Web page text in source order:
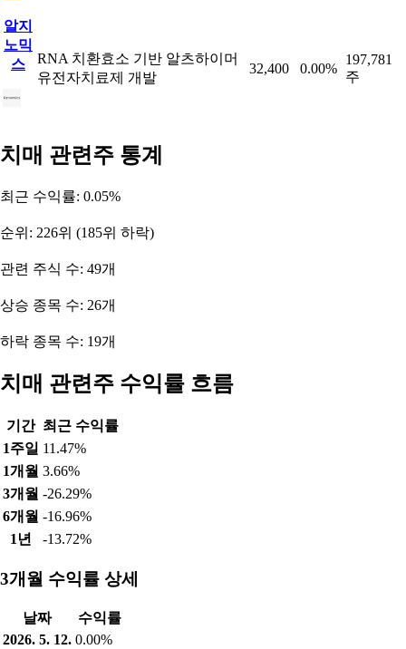
알지
노믹
스
RNA 치환효소 기반 알츠하이머
유전자치료제 개발
32,400 0.00%
197,781
주
치매 관련주 통계
최근 수익률: 0.05%
순위: 226위 (185위 하락)
관련 주식 수: 49개
상승 종목 수: 26개
하락 종목 수: 19개
치매 관련주 수익률 흐름
기간 최근 수익률
1주일 11.47%
1개월 3.66%
3개월 -26.29%
6개월 -16.96%
1년
-13.72%
3개월 수익률 상세
날짜
수익률
2026. 5. 12. 0.00%